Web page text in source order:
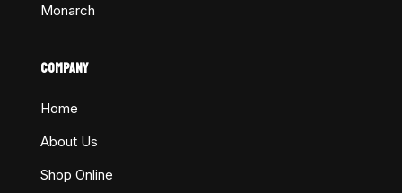
Monarch
COMPANY
Home
About Us
Shop Online